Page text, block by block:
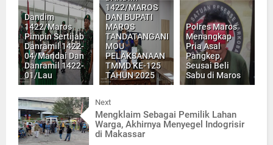
Dandim
1422/Maros
Pimpin Sertijab
Danramil 1422-
04/Mandai Dan
Danramil 1422-
01/Lau
1422/MAROS
DAN BUPATI
MAROS
TANDATANGANI
MOU
PELAKSANAAN
TMMD KE-125
TAHUN 2025
Polres Maros
Menangkap
Pria Asal
Pangkep,
Seusai Beli
Sabu di Maros
Next
Mengklaim Sebagai Pemilik Lahan
Warga, Akhirnya Menyegel Indogrisir
di Makassar